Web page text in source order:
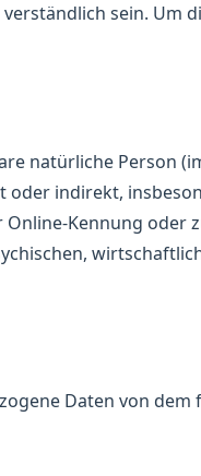
sein. Um
natürliche Person
oder indirekt,
Kennung oder
Daten von dem